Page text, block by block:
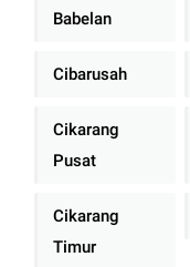
Babelan
Cibarusah
Cikarang
Pusat
Cikarang
Timur